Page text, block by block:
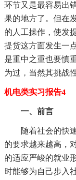
环节又是最容易出
果的地方了。但在
的人工操作，使发
提货这方面发生一
是重中之重也要慎
为过，当然其挑战
机电类实习报告4
一、前言
随着社会的快
的要求越来越高，
的适应严峻的就业
时能够为自己步入